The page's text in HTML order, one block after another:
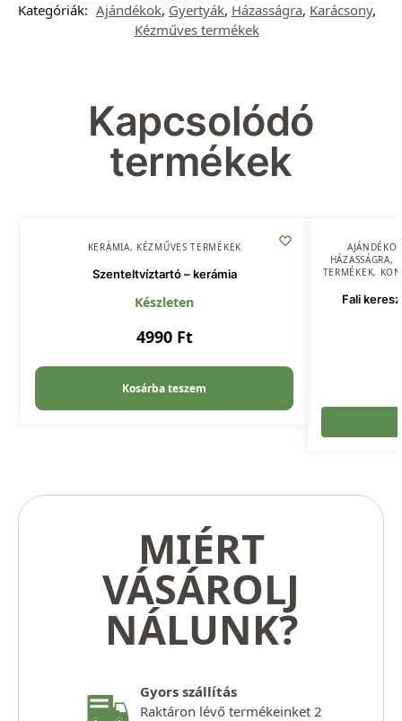
Kategóriák: Ajándékok, Gyertyák, Házasságra, Karácsony,
Kézműves termékek
Kapcsolódó
termékek
KERÁMIA, KÉZMŰVES TERMÉKEK
Szenteltvíztartó – kerámia
Készleten
4990 Ft
Kosárba teszem
HÁZASSÁGRA,
TERMÉKEK,
Fali
MIÉRT
VÁSÁROLJ
NÁLUNK?
Gyors szállítás
Raktáron lévő termékeinket 2